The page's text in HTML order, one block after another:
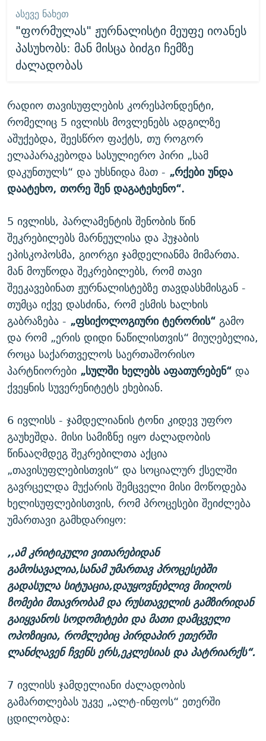
ᲐᲡᲔᲕᲔ ᲜᲐᲮᲔᲗ
"ფორმულას" ჟურნალისტი მეუფე იოანეს
პასუხობს: მან მისცა ბიძგი ჩემზე
ძალადობას
რადიო თავისუფლების კორესპონდენტი,
რომელიც 5 ივლისს მოვლენებს ადგილზე
აშუქებდა, შეესწრო ფაქტს, თუ როგორ
ელაპარაკებოდა სასულიერო პირი „სამ
დაკუნთულს“ და უხსნიდა მათ - „რქები უნდა
დაატეხო, თორე შენ დაგატეხენო“.
5 ივლისს, პარლამენტის შენობის წინ
შეკრებილებს მარნეულისა და ჰუჯაბის
ეპისკოპოსმა, გიორგი ჯამდელიანმა მიმართა.
მან მოუწოდა შეკრებილებს, რომ თავი
შეეკავებინათ ჟურნალისტებზე თავდასხმისგან -
თუმცა იქვე დასძინა, რომ ესმის ხალხის
გაბრაზება - „ფსიქოლოგიური ტერორის“გამო
და რომ „ერის დიდი ნაწილისთვის“ მიუღებელია,
როცა საქართველოს საერთაშორისო
პარტნიორები „სულში ხელებს აფათურებენ“და
ქვეყნის სუვერენიტეტს ეხებიან.
6 ივლისს - ჯამდელიანის ტონი კიდევ უფრო
გაუხეშდა. მისი სამიზნე იყო ძალადობის
წინააღმდეგ შეკრებილთა აქცია
„თავისუფლებისთვის“ და სოციალურ ქსელში
გავრცელდა მუქარის შემცველი მისი მოწოდება
ხელისუფლებისთვის, რომ პროცესები შეიძლება
უმართავი გამხდარიყო:
,,ამ კრიტიკული ვითარებიდან
გამოსავალია,სანამ უმართავ პროცესებში
გადასულა სიტუაცია,დაუყოვნებლივ მიიღოს
ზომები მთავრობამ და რუსთაველის გამზირიდან
გაიყვანოს სოდომიტები და მათი დამცველი
ოპოზიცია, რომლებიც პირდაპირ ეთერში
ლანძღავენ ჩვენს ერს,ეკლესიას და პატრიარქს“.
7 ივლისს ჯამდელიანი ძალადობის
გამართლებას უკვე „ალტ-ინფოს“ ეთერში
ცდილობდა: